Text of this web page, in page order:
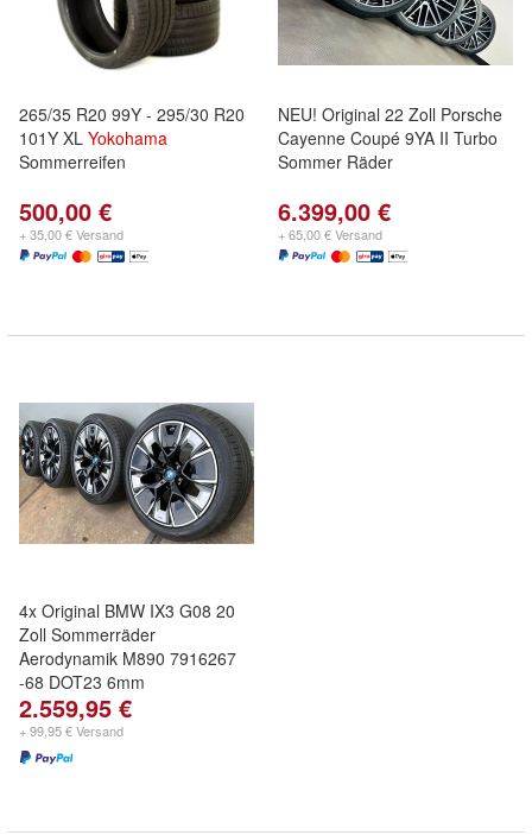
265/35 R20 99Y - 295/30 R20
101Y XL Yokohama
Sommerreifen
500,00 €
+ 35,00 € Versand
NEU! Original 22 Zoll Porsche
Cayenne Coupé 9YA II Turbo
Sommer Räder
6.399,00 €
+ 65,00 € Versand
4x Original BMW IX3 G08 20
Zoll Sommerräder
Aerodynamik M890 7916267
-68 DOT23 6mm
2.559,95 €
+ 99,95 € Versand